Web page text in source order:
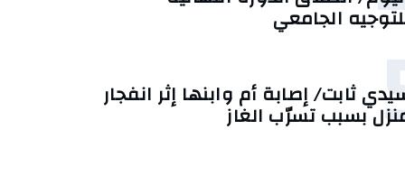
الجامعي
ثابت/ إصابة أم وابنها إثر انفجار
بسبب تسرّب الغاز